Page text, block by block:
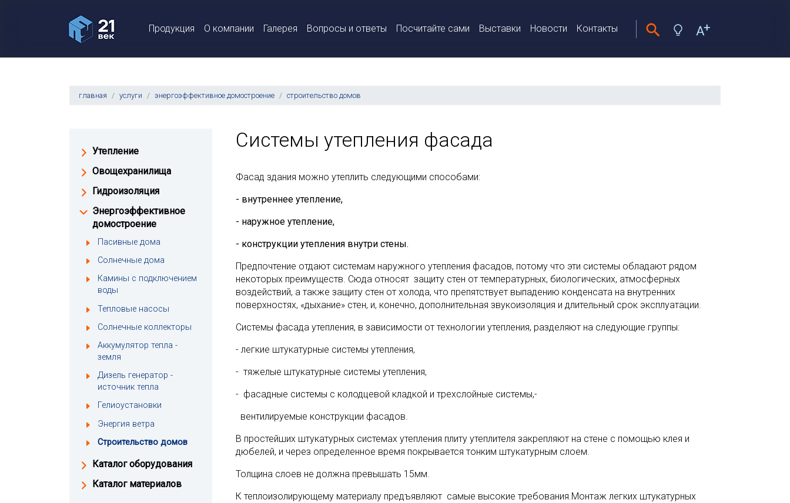
Продукция О компании Галерея Вопросы и ответы Посчитайте сами Выставки Новости Контакты
главная услуги энергоэффективное домостроение строительство домов
Системы утепления фасада
Фасад здания можно утеплить следующими способами:
- внутреннее утепление,
- наружное утепление,
- конструкции утепления внутри стены.
Предпочтение отдают системам наружного утепления фасадов, потому что эти системы обладают рядом
некоторых преимуществ. Сюда относят защиту стен от температурных, биологических, атмосферных
воздействий, а также защиту стен от холода, что препятствует выпадению конденсата на внутренних
поверхностях, «дыхание» стен, и, конечно, дополнительная звукоизоляция и длительный срок эксплуатации.
Системы фасада утепления, в зависимости от технологии утепления, разделяют на следующие группы:
- легкие штукатурные системы утепления,
- тяжелые штукатурные системы утепления,
- фасадные системы с колодцевой кладкой и трехслойные системы,-
вентилируемые конструкции фасадов.
В простейших штукатурных системах утепления плиту утеплителя закрепляют на стене с помощью клея и
дюбелей, и через определенное время покрывается тонким штукатурным слоем.
Толщина слоев не должна превышать 15мм.
К теплоизолирующему материалу предъявляют самые высокие требования.Монтаж легких штукатурных
Утепление
Овощехранилища
Гидроизоляция
Энергоэффективное
домостроение
Пасивные дома
Солнечные дома
Камины с подключением
воды
Тепловые насосы
Солнечные коллекторы
Аккумулятор тепла -
земля
Дизель генератор -
источник тепла
Гелиоустановки
Энергия ветра
Строительство домов
Каталог оборудования
Каталог материалов